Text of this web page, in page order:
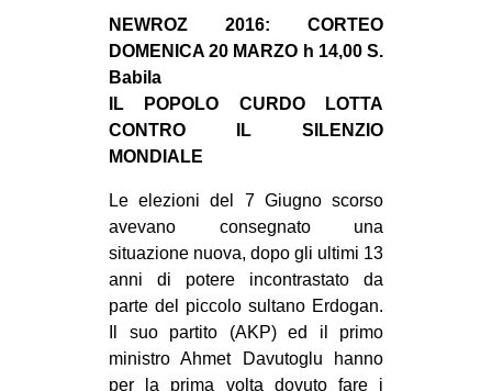
bsky
SEARCH
NEWROZ 2016: CORTEO
DOMENICA 20 MARZO h 14,00 S.
Babila
IL POPOLO CURDO LOTTA
CONTRO IL SILENZIO
MONDIALE
Le elezioni del 7 Giugno scorso
avevano consegnato una
situazione nuova, dopo gli ultimi 13
anni di potere incontrastato da
parte del piccolo sultano Erdogan.
Il suo partito (AKP) ed il primo
ministro Ahmet Davutoglu hanno
per la prima volta dovuto fare i